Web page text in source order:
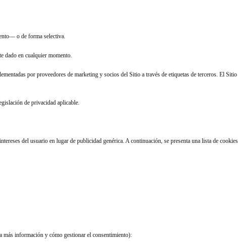
o de forma selectiva.
dado en cualquier momento.
por proveedores de marketing y socios del Sitio a través de etiquetas de terceros. El Sitio
de privacidad aplicable.
del usuario en lugar de publicidad genérica. A continuación, se presenta una lista de cookies
más información y cómo gestionar el consentimiento):